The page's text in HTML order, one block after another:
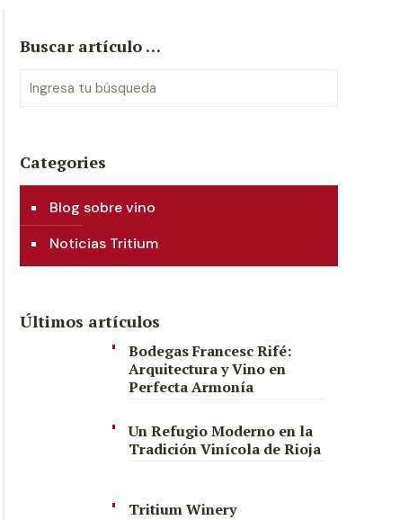
Buscar artículo …
Categories
Blog sobre vino
Noticias Tritium
Últimos artículos
Bodegas Francesc Rifé:
Arquitectura y Vino en
Perfecta Armonía
Un Refugio Moderno en la
Tradición Vinícola de Rioja
Tritium Winery